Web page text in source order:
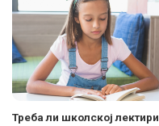
Треба ли школској лектири